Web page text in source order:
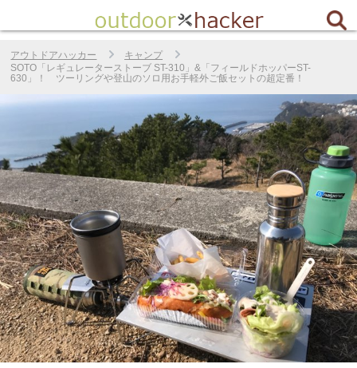
アウトドアハッカー
キャンプ
SOTO「レギュレーターストーブ ST-310」&「フィールドホッパーST-
630」！ ツーリングや登山のソロ用お手軽外ご飯セットの超定番！